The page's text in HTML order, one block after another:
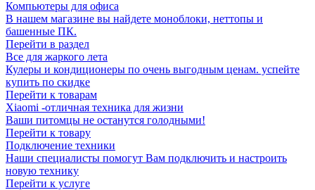
Компьютеры для офиса
В нашем магазине вы найдете моноблоки, неттопы и
башенные ПК.
Перейти в раздел
Все для жаркого лета
Кулеры и кондиционеры по очень выгодным ценам. успейте
купить по скидке
Перейти к товарам
Xiaomi -отличная техника для жизни
Ваши питомцы не останутся голодными!
Перейти к товару
Подключение техники
Наши специалисты помогут Вам подключить и настроить
новую технику
Перейти к услуге